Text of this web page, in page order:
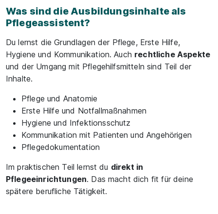
Was sind die Ausbildungsinhalte als
Pflegeassistent?
Du lernst die Grundlagen der Pflege, Erste Hilfe,
Hygiene und Kommunikation. Auch rechtliche Aspekte
und der Umgang mit Pflegehilfsmitteln sind Teil der
Inhalte.
Pflege und Anatomie
Erste Hilfe und Notfallmaßnahmen
Hygiene und Infektionsschutz
Kommunikation mit Patienten und Angehörigen
Pflegedokumentation
Im praktischen Teil lernst du direkt in
Pflegeeinrichtungen. Das macht dich fit für deine
spätere berufliche Tätigkeit.